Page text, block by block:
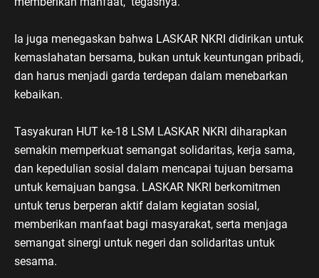
Ia juga menegaskan bahwa LASKAR NKRI didirikan untuk
kemaslahatan bersama, bukan untuk keuntungan pribadi,
dan harus menjadi garda terdepan dalam menebarkan
kebaikan.
Tasyakuran HUT ke-18 LSM LASKAR NKRI diharapkan
semakin memperkuat semangat solidaritas, kerja sama,
dan kepedulian sosial dalam mencapai tujuan bersama
untuk kemajuan bangsa. LASKAR NKRI berkomitmen
untuk terus berperan aktif dalam kegiatan sosial,
memberikan manfaat bagi masyarakat, serta menjaga
semangat sinergi untuk negeri dan solidaritas untuk
sesama.